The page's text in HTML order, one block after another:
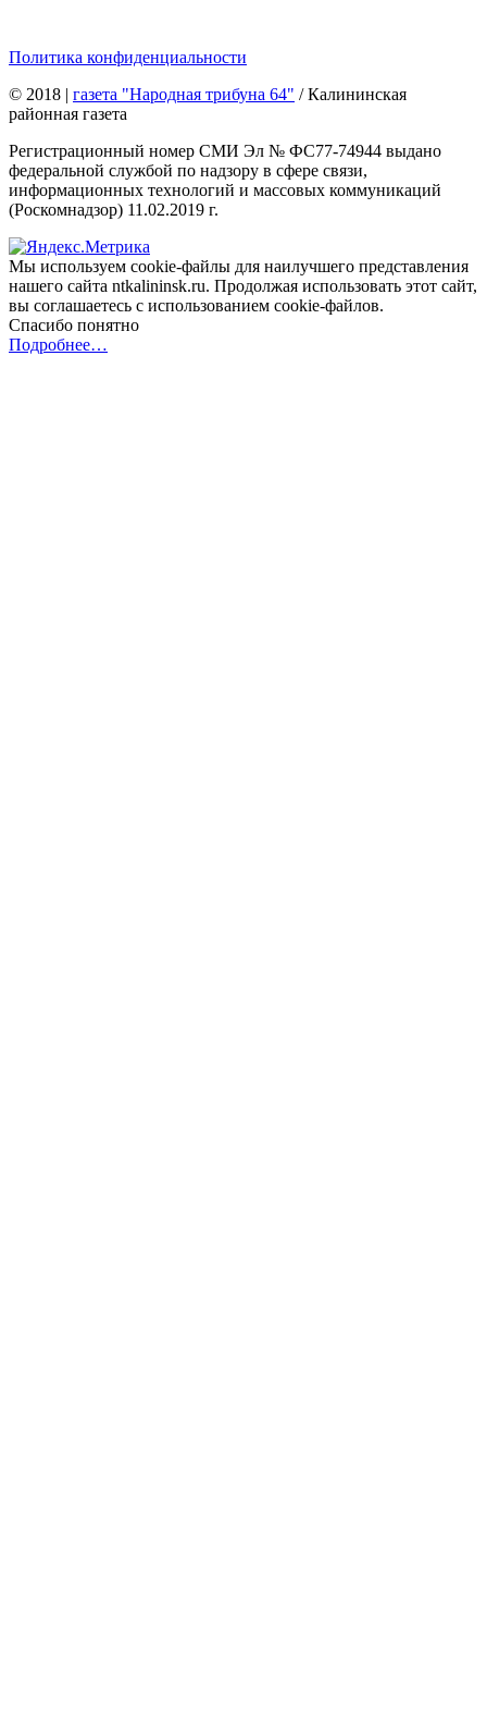
Политика конфиденциальности
© 2018 | газета "Народная трибуна 64" / Калининская
районная газета
Регистрационный номер СМИ Эл № ФС77-74944 выдано
федеральной службой по надзору в сфере связи,
информационных технологий и массовых коммуникаций
(Роскомнадзор) 11.02.2019 г.
Мы используем cookie-файлы для наилучшего представления
нашего сайта ntkalininsk.ru. Продолжая использовать этот сайт,
вы соглашаетесь с использованием cookie-файлов.
Спасибо понятно
Подробнее…